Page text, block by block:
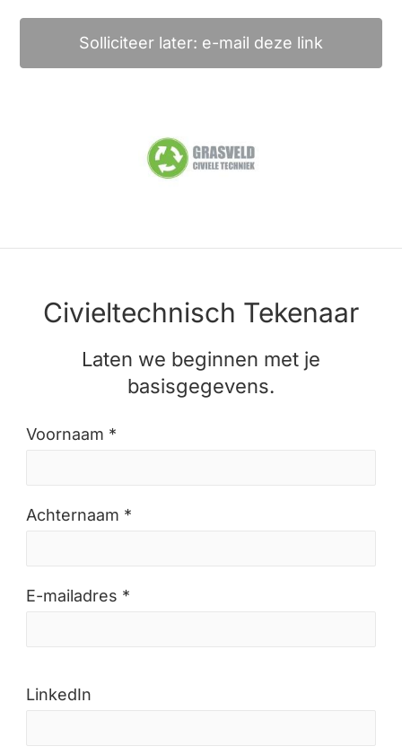
Solliciteer later: e-mail deze link
Civieltechnisch Tekenaar
Laten we beginnen met je
basisgegevens.
Voornaam *
Achternaam *
E-mailadres *
LinkedIn